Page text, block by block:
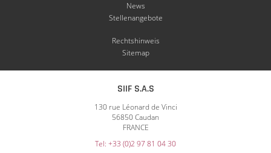
News
Stellenangebote
Rechtshinweis
Sitemap
SIIF S.A.S
130 rue Léonard de Vinci
56850 Caudan
FRANCE
Tel: +33 (0)2 97 81 04 30